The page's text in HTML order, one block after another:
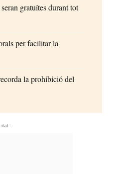
gratuïtes durant tot
per facilitar la
la prohibició del
-